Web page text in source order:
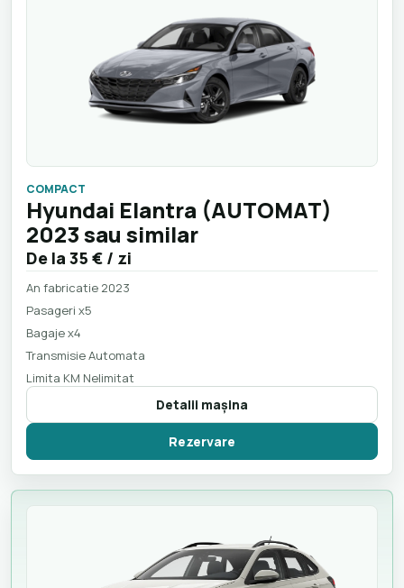
COMPACT
Hyundai Elantra (AUTOMAT)
2023 sau similar
De la 35 € / zi
An fabricatie 2023
Pasageri x5
Bagaje x4
Transmisie Automata
Limita KM Nelimitat
Detalii maşina
Rezervare